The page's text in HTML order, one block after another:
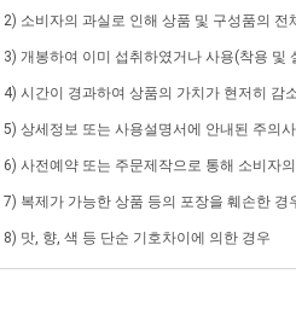
2) 소비자의 과실로 인해 상품 및 구성품의
3) 개봉하여 이미 섭취하였거나 사용(착용 및
4) 시간이 경과하여 상품의 가치가 현저히 감
5) 상세정보 또는 사용설명서에 안내된 주의
6) 사전예약 또는 주문제작으로 통해 소비자
7) 복제가 가능한 상품 등의 포장을 훼손한 경
8) 맛, 향, 색 등 단순 기호차이에 의한 경우